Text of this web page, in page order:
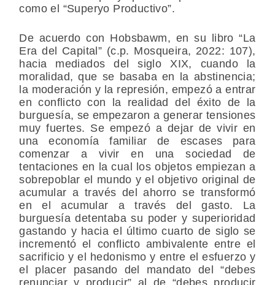
como el “Superyo Productivo”.
De acuerdo con Hobsbawm, en su libro “La
Era del Capital” (c.p. Mosqueira, 2022: 107),
hacia mediados del siglo XIX, cuando la
moralidad, que se basaba en la abstinencia;
la moderación y la represión, empezó a entrar
en conflicto con la realidad del éxito de la
burguesía, se empezaron a generar tensiones
muy fuertes. Se empezó a dejar de vivir en
una economía familiar de escases para
comenzar a vivir en una sociedad de
tentaciones en la cual los objetos empiezan a
sobrepoblar el mundo y el objetivo original de
acumular a través del ahorro se transformó
en el acumular a través del gasto. La
burguesía detentaba su poder y superioridad
gastando y hacia el último cuarto de siglo se
incrementó el conflicto ambivalente entre el
sacrificio y el hedonismo y entre el esfuerzo y
el placer pasando del mandato del “debes
renunciar y producir” al de “debes producir